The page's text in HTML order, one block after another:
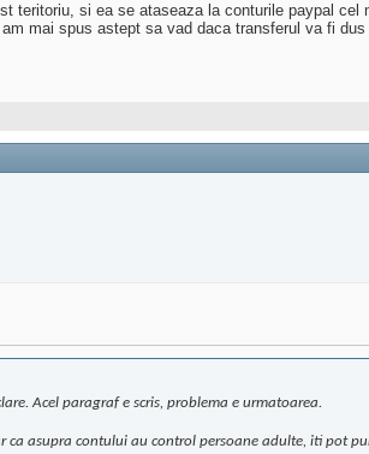
teritoriu, si ea se ataseaza la conturile paypal
mai spus astept sa vad daca transferul va fi
Acel paragraf e scris, problema e urmatoarea.
asupra contului au control persoane adulte, iti pot